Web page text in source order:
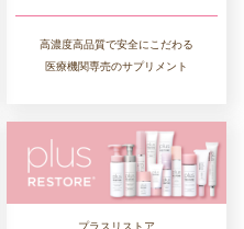
高濃度高品質で安全にこだわる
医療機関専売のサプリメント
プラスリストア